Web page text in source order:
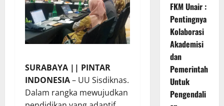
SURABAYA || PINTAR
INDONESIA– UU Sisdiknas.
Dalam rangka mewujudkan
FKM Unair :
Pentingnya
Kolaborasi
Akademisi
dan
Pemerintah
Untuk
Pengendali